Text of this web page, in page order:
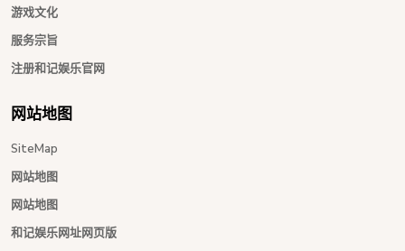
游戏文化
服务宗旨
注册和记娱乐官网
网站地图
SiteMap
网站地图
网站地图
和记娱乐网址网页版